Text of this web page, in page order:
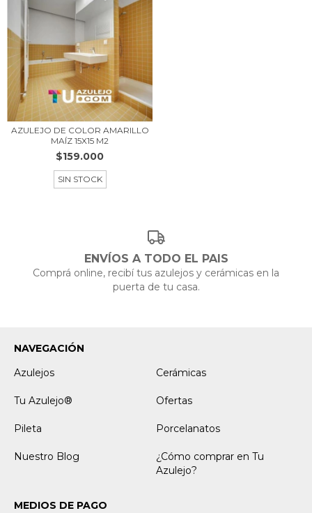
AZULEJO DE COLOR AMARILLO
MAÍZ 15X15 M2
$159.000
SIN STOCK
ENVÍOS A TODO EL PAIS
Comprá online, recibí tus azulejos y cerámicas en la
puerta de tu casa.
NAVEGACIÓN
Azulejos
Cerámicas
Tu Azulejo® Ofertas
Pileta Porcelanatos
Nuestro Blog
¿Cómo comprar en Tu
Azulejo?
MEDIOS DE PAGO